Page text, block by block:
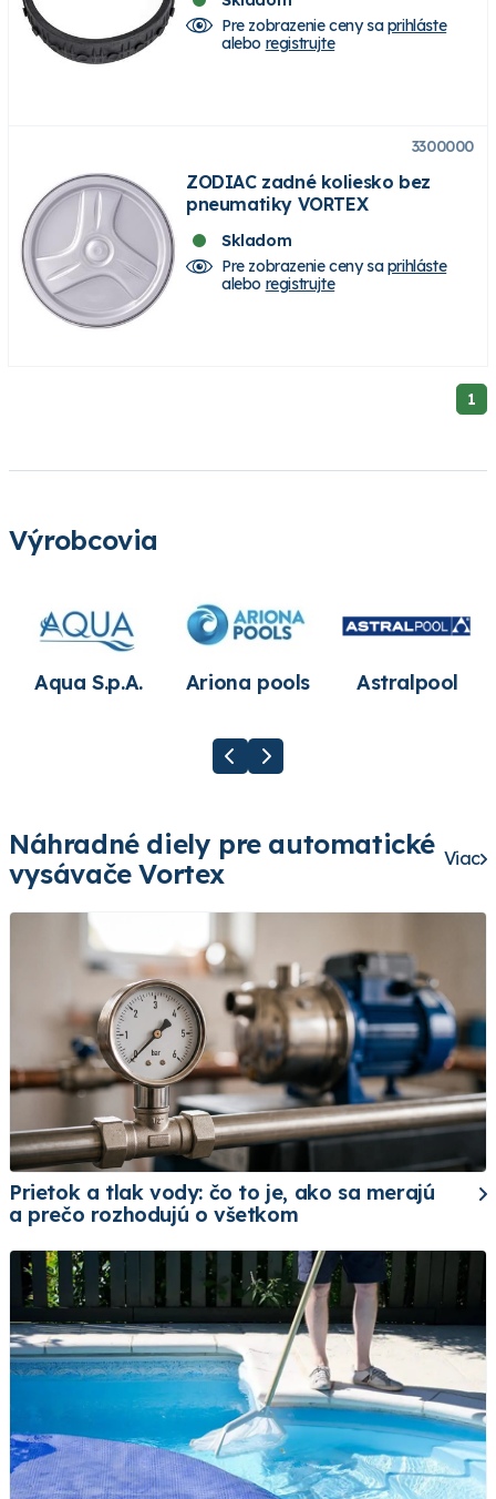
Pre zobrazenie ceny saprihláste
alebo registrujte
3300000
ZODIAC zadné koliesko bez
pneumatiky VORTEX
Skladom
Pre zobrazenie ceny saprihláste
alebo registrujte
1
Výrobcovia
Aqua S.p.A. Ariona pools Astralpool
Náhradné diely pre automatické
vysávače Vortex
Viac
Prietok a tlak vody: čo to je, ako sa merajú
a prečo rozhodujú o všetkom